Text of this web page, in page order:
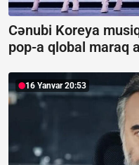
Cənubi Koreya
pop-a qlobal maraq
16 Yanvar 20:53